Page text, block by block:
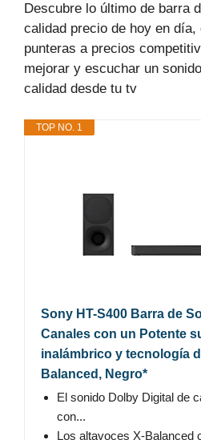
Descubre lo último de barra
calidad precio de hoy en día,
punteras a precios
mejorar y escuchar un
calidad desde tu tv
TOP NO. 1
Sony HT-S400 Barra de
Canales con un Potente
inalámbrico y tecnología
Balanced, Negro*
El sonido Dolby Digital de
con...
Los altavoces X-Balanced